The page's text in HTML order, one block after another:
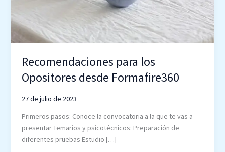
Recomendaciones para los
Opositores desde Formafire360
27 de julio de 2023
Primeros pasos: Conoce la convocatoria a la que te vas a
presentar Temarios y psicotécnicos: Preparación de
diferentes pruebas Estudio […]